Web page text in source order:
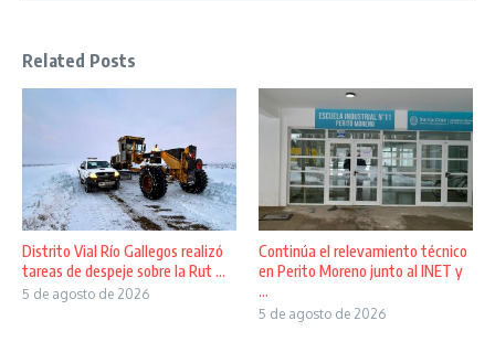
Related Posts
Distrito Vial Río Gallegos realizó
tareas de despeje sobre la Rut ...
5 de agosto de 2026
Continúa el relevamiento técnico
en Perito Moreno junto al INET y
...
5 de agosto de 2026